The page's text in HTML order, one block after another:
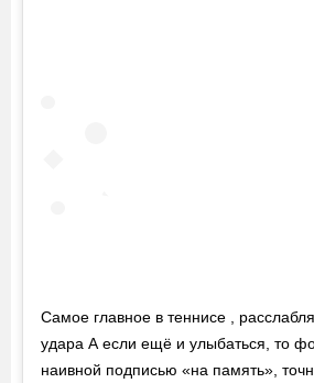
Самое главное в теннисе ,
удара А если ещё и улыбаться, то
наивной подписью «на память»,